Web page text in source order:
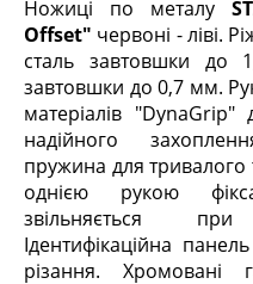
Ножиці по металу
Offset" червоні - ліві.
сталь завтовшки до
завтовшки до 0,7 мм.
матеріалів
надійного
пружина для
однією рукою
звільняється
Ідентифікаційна
різання.